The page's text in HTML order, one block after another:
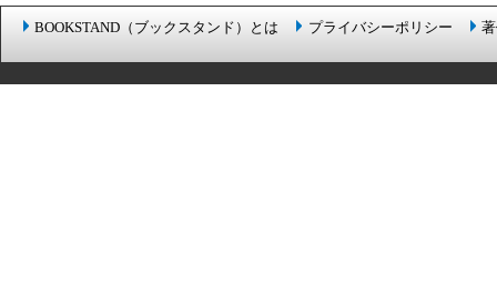
BOOKSTAND（ブックスタンド）とは プライバシーポリシー